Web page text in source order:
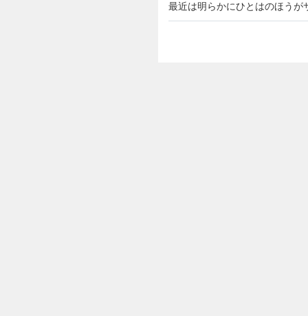
最近は明らかにひとはのほう